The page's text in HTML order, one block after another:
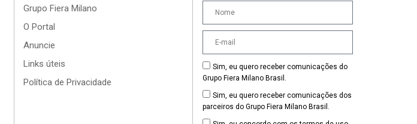
Grupo Fiera Milano
O Portal
Anuncie
Links úteis
Política de Privacidade
Sim, eu quero receber comunicações do
Grupo Fiera Milano Brasil.
Sim, eu quero receber comunicações dos
parceiros do Grupo Fiera Milano Brasil.